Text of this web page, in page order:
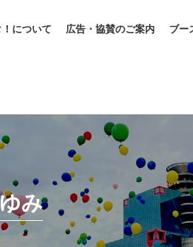
について 広告・協賛のご案内 ブー
み